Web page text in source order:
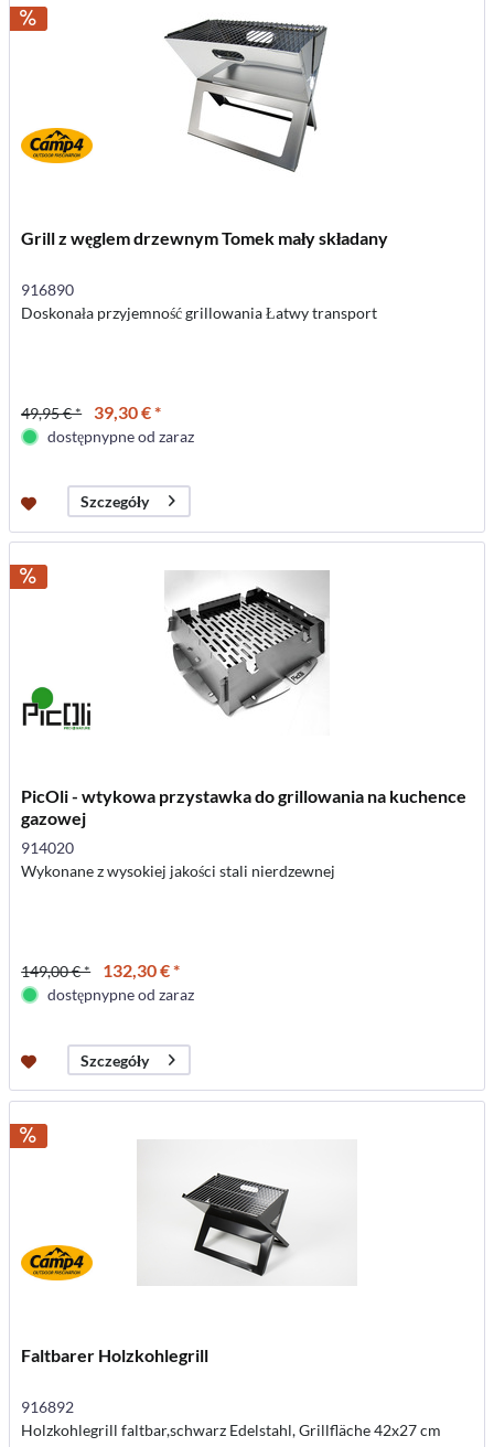
Grill z węglem drzewnym Tomek mały składany
916890
Doskonała przyjemność grillowania Łatwy transport
49,95 € * 39,30 € *
dostępnypne od zaraz
Szczegóły
PicOli - wtykowa przystawka do grillowania na kuchence
gazowej
914020
Wykonane z wysokiej jakości stali nierdzewnej
149,00 € * 132,30 € *
dostępnypne od zaraz
Szczegóły
Faltbarer Holzkohlegrill
916892
Holzkohlegrill faltbar,schwarz Edelstahl, Grillfläche 42x27 cm